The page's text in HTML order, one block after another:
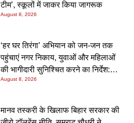
टीम’, स्कूलों में जाकर किया जागरूक
August 8, 2026
‘हर घर तिरंगा’ अभियान को जन-जन तक
पहुंचाएं नगर निकाय, युवाओं और महिलाओं
की भागीदारी सुनिश्चित करने का निर्देश:
नीतीश मिश्रा
August 8, 2026
मानव तस्करी के खिलाफ बिहार सरकार की